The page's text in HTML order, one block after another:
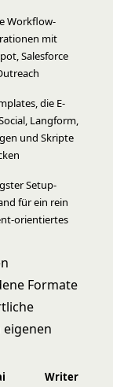
Workflow-
mit
Salesforce
die E-
Langform,
und Skripte
Setup-
für ein rein
orientiertes
Formate
Writer